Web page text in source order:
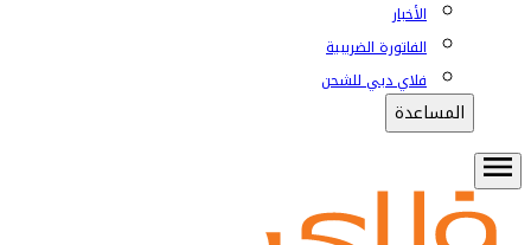
الأخبار
الفاتورة الضريبية
فلاي دبي للشحن
المساعدة